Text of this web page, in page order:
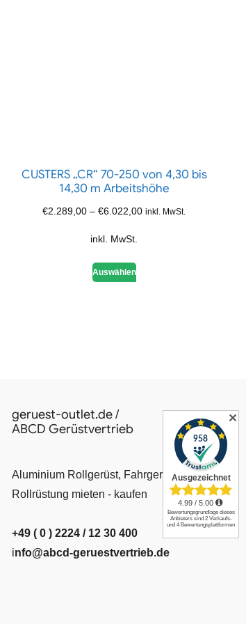
CUSTERS „CR“ 70-250 von 4,30 bis
14,30 m Arbeitshöhe
€2.289,00 –€6.022,00 inkl. MwSt.
inkl. MwSt.
Auswählen
geruest-outlet.de /
ABCD Gerüstvertrieb
Aluminium Rollgerüst, Fahrgerüst, Leiter,
Rollrüstung mieten - kaufen
+49 ( 0 ) 2224 / 12 30 400
info@abcd-geruestvertrieb.de
✕